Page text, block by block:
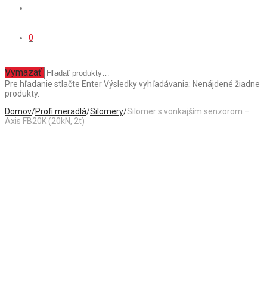
0
Vymazať
Pre hľadanie stlačte EnterVýsledky vyhľadávania: Nenájdené žiadne
produkty.
Domov/Profi meradlá/Silomery/Silomer s vonkajším senzorom –
Axis FB20K (20kN, 2t)